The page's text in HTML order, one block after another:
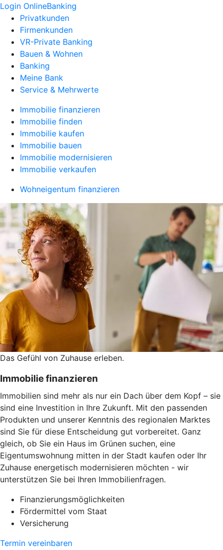
Login OnlineBanking
Privatkunden
Firmenkunden
VR-Private Banking
Bauen & Wohnen
Banking
Meine Bank
Service & Mehrwerte
Immobilie finanzieren
Immobilie finden
Immobilie kaufen
Immobilie bauen
Immobilie modernisieren
Immobilie verkaufen
Wohneigentum finanzieren
Das Gefühl von Zuhause erleben.
Immobilie finanzieren
Immobilien sind mehr als nur ein Dach über dem Kopf – sie
sind eine Investition in Ihre Zukunft. Mit den passenden
Produkten und unserer Kenntnis des regionalen Marktes
sind Sie für diese Entscheidung gut vorbereitet. Ganz
gleich, ob Sie ein Haus im Grünen suchen, eine
Eigentumswohnung mitten in der Stadt kaufen oder Ihr
Zuhause energetisch modernisieren möchten - wir
unterstützen Sie bei Ihren Immobilienfragen.
Finanzierungsmöglichkeiten
Fördermittel vom Staat
Versicherung
Termin vereinbaren